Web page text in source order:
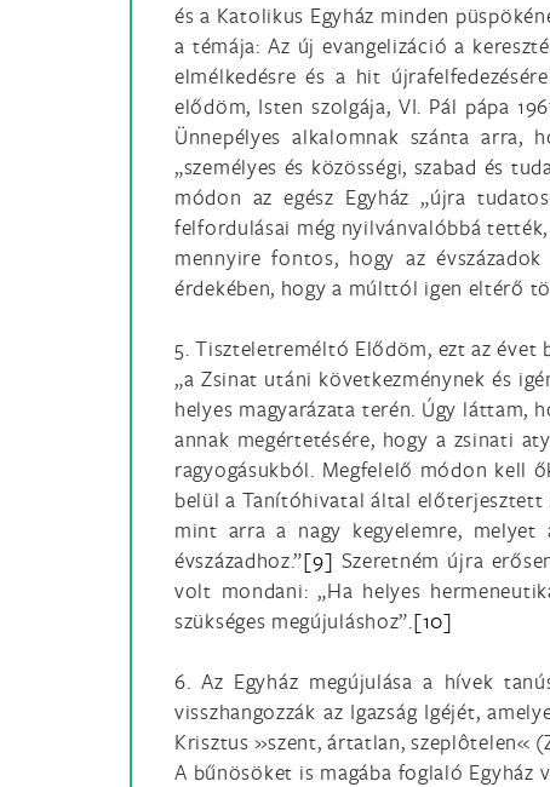
és a Katolikus Egyház minden
a témája: Az új evangelizáció a
elmélkedésre és a hit
elődöm, Isten szolgája, VI. Pál pápa
Ünnepélyes alkalomnak szánta arra,
„személyes és közösségi, szabad és
módon az egész Egyház „újra
felfordulásai még nyilvánvalóbbá
mennyire fontos, hogy az
érdekében, hogy a múlttól igen eltérő
5. Tiszteletreméltó Elődöm, ezt az évet
„a Zsinat utáni következménynek és
helyes magyarázata terén. Úgy láttam,
annak megértetésére, hogy a zsinati
ragyogásukból. Megfelelő módon kell
belül a Tanítóhivatal által előterjesztett
mint arra a nagy kegyelemre,
évszázadhoz.”[9] Szeretném újra
volt mondani: „Ha helyes
szükséges megújuláshoz”.[10]
6. Az Egyház megújulása a hívek
visszhangozzák az Igazság Igéjét,
Krisztus »szent, ártatlan, szeplôtelen«
A bűnösöket is magába foglaló Egyház